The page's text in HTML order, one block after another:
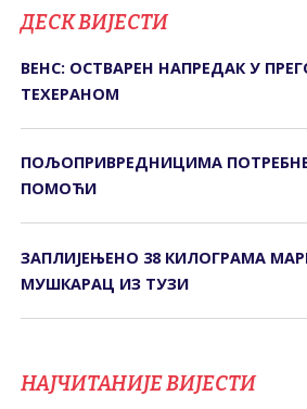
ДЕСК ВИЈЕСТИ
ВЕНС: ОСТВАРЕН НАПРЕДАК У
ТЕХЕРАНОМ
ПОЉОПРИВРЕДНИЦИМА
ПОМОЋИ
ЗАПЛИЈЕЊЕНО 38 КИЛОГРАМА
МУШКАРАЦ ИЗ ТУЗИ
НАЈЧИТАНИЈЕ ВИЈЕСТИ